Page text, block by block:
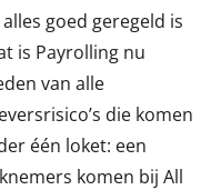
goed geregeld is
is Payrolling nu
van alle
die komen
één loket: een
komen bij All